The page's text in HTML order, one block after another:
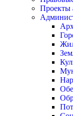
Проекты